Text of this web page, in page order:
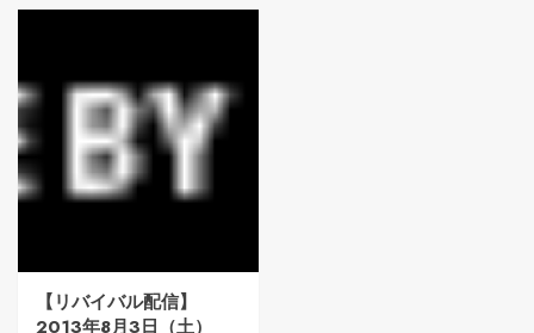
【リバイバル配信】
2013年8月3日（土）